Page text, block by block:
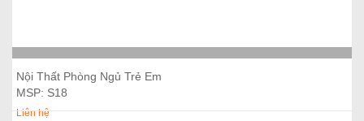
Thêm vào giỏ hàng
Nội Thất Phòng Ngủ Trẻ Em
MSP: S18
Liên hệ